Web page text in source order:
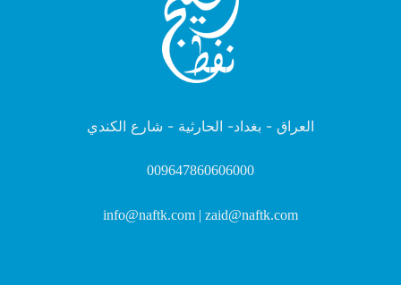
العراق - بغداد- الحارثية - شارع الكندي
009647860606000
info@naftk.com | zaid@naftk.com